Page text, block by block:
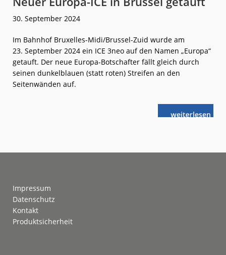
30. September 2024
Im Bahnhof Bruxelles-Midi/Brussel-Zuid wurde am
23. September 2024 ein ICE 3neo auf den Namen „Europa“
getauft. Der neue Europa-Botschafter fällt gleich durch
seinen dunkelblauen (statt roten) Streifen an den
Seitenwänden auf.
weiterlese
nNeuer
Impressum
Datenschutz
Kontakt
Produktsicherheit